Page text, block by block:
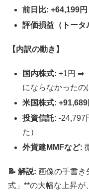
前日比: +64,199円
評価損益（トータ
【内訳の動き】
国内株式: +1円 ➡︎
にならなかったの
米国株式: +91,689
投資信託: -24,797
た）
外貨建MMFなど:
📝 解説: 画像の手書き
式」**の大幅な上昇が